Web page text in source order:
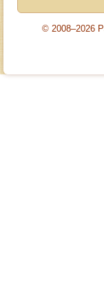
© 2008–2026